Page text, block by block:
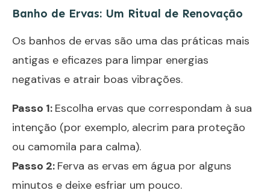
Banho de Ervas: Um Ritual de Renovação
Os banhos de ervas são uma das práticas mais
antigas e eficazes para limpar energias
negativas e atrair boas vibrações.
Passo 1: Escolha ervas que correspondam à sua
intenção (por exemplo, alecrim para proteção
ou camomila para calma).
Passo 2: Ferva as ervas em água por alguns
minutos e deixe esfriar um pouco.